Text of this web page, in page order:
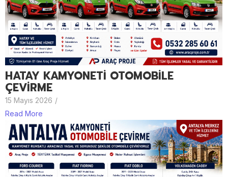
HATAY KAMYONETİ OTOMOBİLE
ÇEVİRME
15 Mayıs 2026 /
Read More